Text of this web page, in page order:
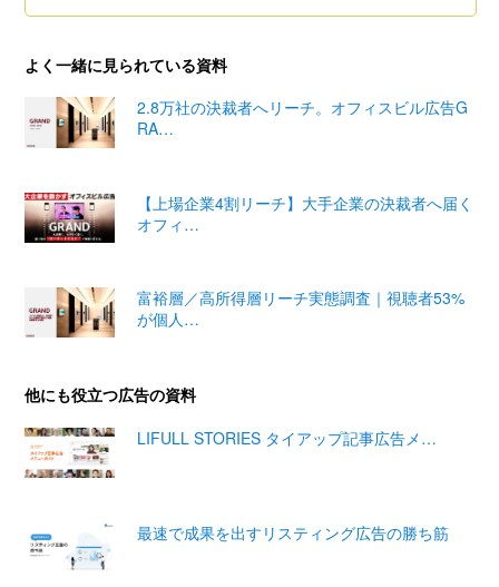
よく一緒に見られている資料
2.8万社の決裁者へリーチ。オフィスビル広告G
RA…
【上場企業4割リーチ】大手企業の決裁者へ届く
オフィ…
富裕層／高所得層リーチ実態調査｜視聴者53%
が個人…
他にも役立つ広告の資料
LIFULL STORIES タイアップ記事広告メ…
最速で成果を出すリスティング広告の勝ち筋